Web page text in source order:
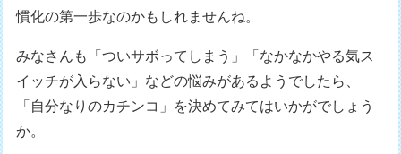
慣化の第一歩なのかもしれませんね。
みなさんも「ついサボってしまう」「なかなかやる気ス
イッチが入らない」などの悩みがあるようでしたら、
「自分なりのカチンコ」を決めてみてはいかがでしょう
か。